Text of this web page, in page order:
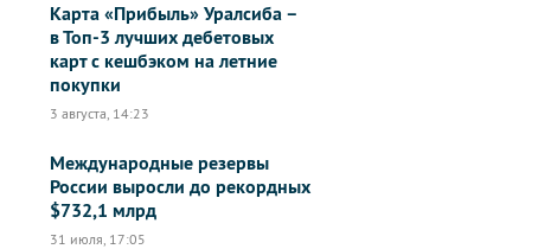
Карта «Прибыль» Уралсиба –
в Топ-3 лучших дебетовых
карт с кешбэком на летние
покупки
3 августа, 14:23
Международные резервы
России выросли до рекордных
$732,1 млрд
31 июля, 17:05